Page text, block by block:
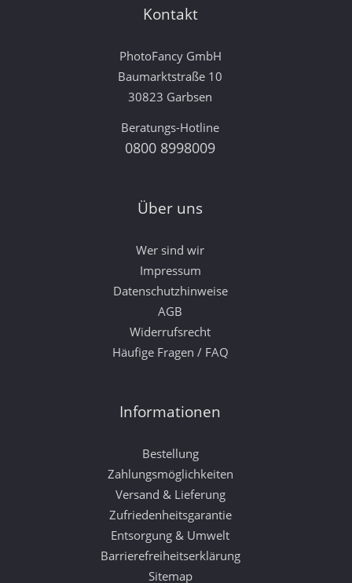
Kontakt
PhotoFancy GmbH
Baumarktstraße 10
30823 Garbsen
Beratungs-Hotline
0800 8998009
Über uns
Wer sind wir
Impressum
Datenschutzhinweise
AGB
Widerrufsrecht
Häufige Fragen / FAQ
Informationen
Bestellung
Zahlungsmöglichkeiten
Versand & Lieferung
Zufriedenheitsgarantie
Entsorgung & Umwelt
Barrierefreiheitserklärung
Sitemap